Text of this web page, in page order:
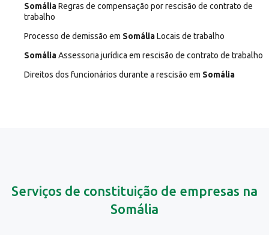
SomáliaRegras de compensação por rescisão de contrato de
trabalho
Processo de demissão em SomáliaLocais de trabalho
SomáliaAssessoria jurídica em rescisão de contrato de trabalho
Direitos dos funcionários durante a rescisão em Somália
Serviços de constituição de empresas na
Somália